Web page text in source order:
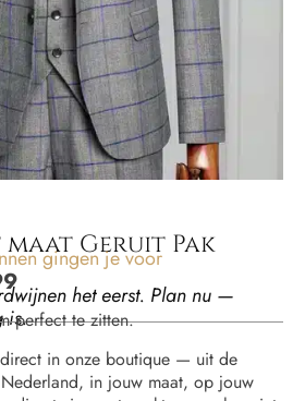
Geruit Pak
gingen je voor
het eerst. Plan nu —
is.
perfect te zitten.
in onze boutique — uit de
in jouw maat, op jouw